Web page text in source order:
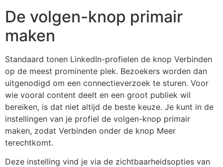
De volgen-knop primair
maken
Standaard tonen LinkedIn-profielen de knop Verbinden
op de meest prominente plek. Bezoekers worden dan
uitgenodigd om een connectieverzoek te sturen. Voor
wie vooral content deelt en een groot publiek wil
bereiken, is dat niet altijd de beste keuze. Je kunt in de
instellingen van je profiel de volgen-knop primair
maken, zodat Verbinden onder de knop Meer
terechtkomt.
Deze instelling vind je via de zichtbaarheidsopties van